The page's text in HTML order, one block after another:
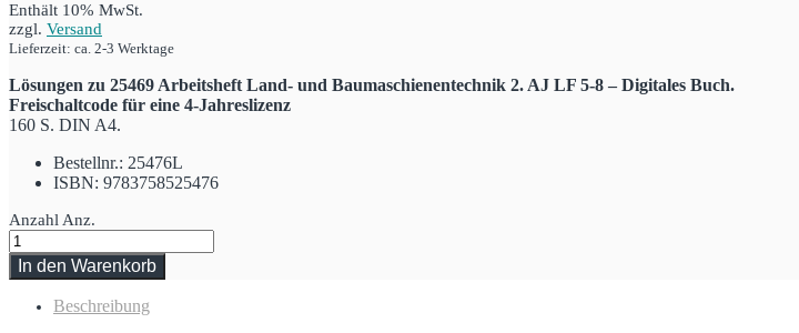
Enthält 10% MwSt.
zzgl. Versand
Lieferzeit: ca. 2-3 Werktage
Lösungen zu 25469 Arbeitsheft Land- und Baumaschienentechnik 2. AJ LF 5-8 – Digitales Buch.
Freischaltcode für eine 4-Jahreslizenz
160 S. DIN A4.
Bestellnr.: 25476L
ISBN: 9783758525476
Anzahl Anz.
In den Warenkorb
Beschreibung